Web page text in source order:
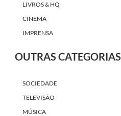
LIVROS & HQ
CINEMA
IMPRENSA
OUTRAS CATEGORIAS
SOCIEDADE
TELEVISÃO
MÚSICA